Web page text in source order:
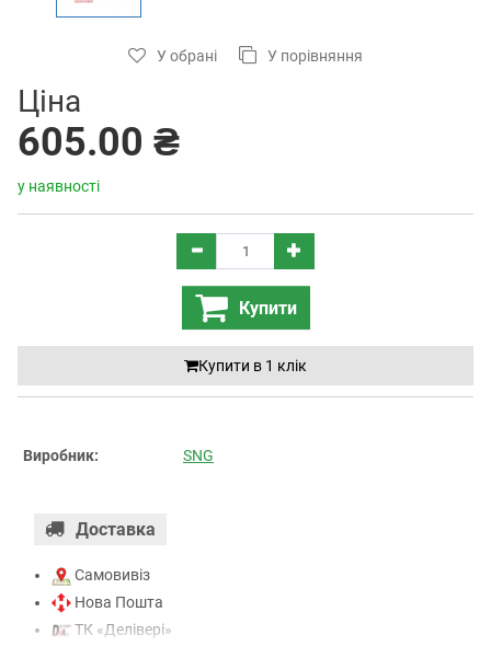
У обрані У порівняння
Ціна
605.00 ₴
у наявності
Купити
Купити в 1 клiк
Виробник: SNG
Доставка
Самовивіз
Нова Пошта
ТК «Делівері»